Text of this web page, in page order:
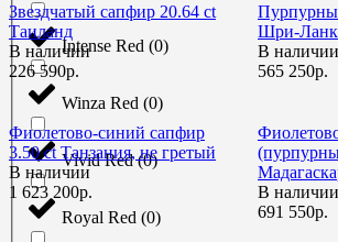
Intense Red (0)
Winza Red (0)
Vivid Red(0)
Royal Red (0)
Звездчатый сапфир 20.64 ct
Таиланд
В наличии
226 590р.
Шри-
В наличии
565 250р.
Фиолетово-синий сапфир
3.50 ct Танзания, не гретый
В наличии
1 623 200р.
В наличии
691 550р.